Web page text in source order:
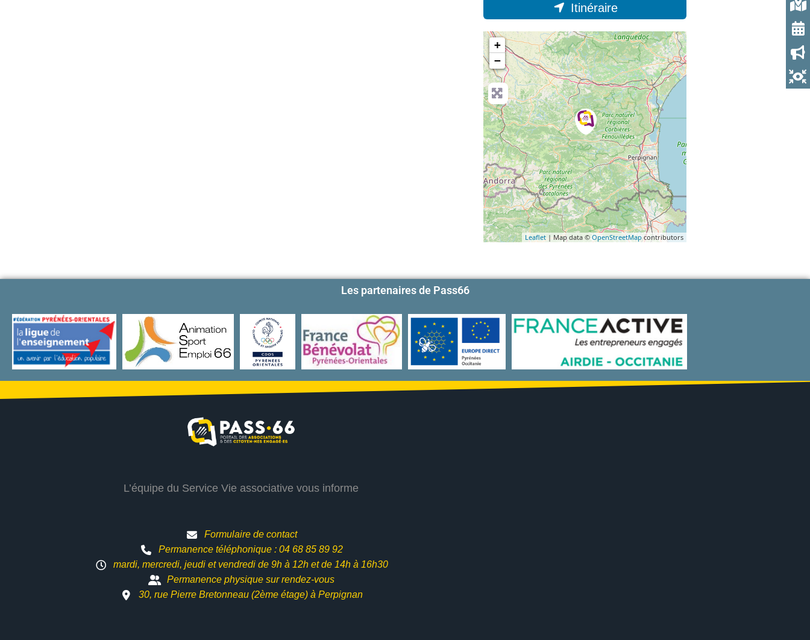
Itinéraire
+
−
Leaflet | Map data © OpenStreetMapcontributors
Les partenaires de Pass66
L’équipe du Service Vie associative vous informe
Formulaire de contact
Permanence téléphonique : 04 68 85 89 92
mardi, mercredi, jeudi et vendredi de 9h à 12h etde 14h à 16h30
Permanence physique sur rendez-vous
30, rue Pierre Bretonneau (2ème étage) à Perpignan